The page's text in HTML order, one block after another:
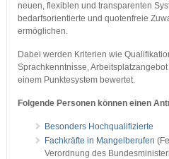
neuen, flexiblen und transparenten
bedarfsorientierte und quotenfreie
ermöglichen.
Dabei werden Kriterien wie
Sprachkenntnisse,
einem Punktesystem bewertet.
Folgende Personen können einen
Besonders Hochqualifizierte
Fachkräfte in Mangelberufen
Verordnung des